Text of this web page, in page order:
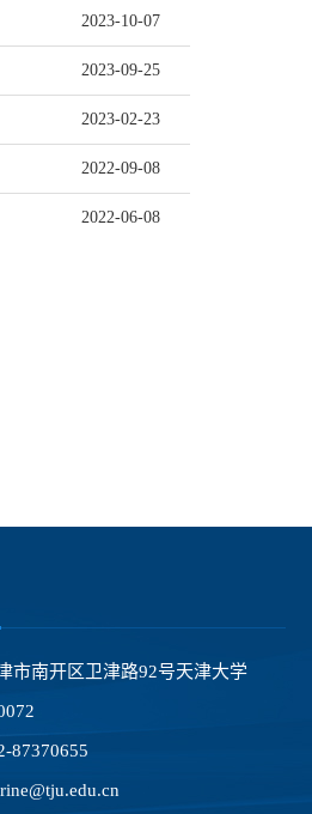
2023-10-07
2023-09-25
2023-02-23
2022-09-08
2022-06-08
市南开区卫津路92号天津大学
87370655